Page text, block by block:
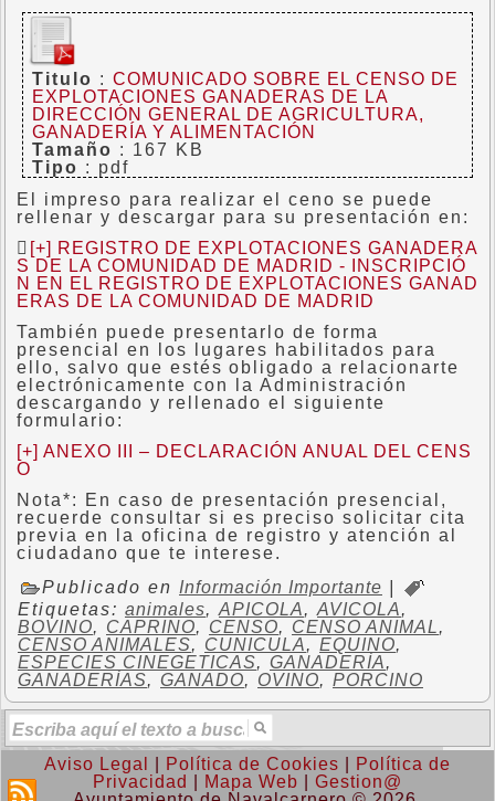
Titulo :COMUNICADO SOBRE EL CENSO DE
EXPLOTACIONES GANADERAS DE LA
DIRECCIÓN GENERAL DE AGRICULTURA,
GANADERÍA Y ALIMENTACIÓN
Tamaño : 167 KB
Tipo : pdf
El impreso para realizar el ceno se puede
rellenar y descargar para su presentación en:
[+] REGISTRO DE EXPLOTACIONES GANADERA
S DE LA COMUNIDAD DE MADRID - INSCRIPCIÓ
N EN EL REGISTRO DE EXPLOTACIONES GANAD
ERAS DE LA COMUNIDAD DE MADRID
También puede presentarlo de forma
presencial en los lugares habilitados para
ello, salvo que estés obligado a relacionarte
electrónicamente con la Administración
descargando y rellenado el siguiente
formulario:
[+] ANEXO III – DECLARACIÓN ANUAL DEL CENS
O
Nota*: En caso de presentación presencial,
recuerde consultar si es preciso solicitar cita
previa en la oficina de registro y atención al
ciudadano que te interese.
Publicado en Información Importante
Etiquetas: animales, APICOLA, AVICOLA,
BOVINO, CAPRINO, CENSO, CENSO ANIMAL,
CENSO ANIMALES, CUNICULA, EQUINO,
ESPECIES CINEGETICAS, GANADERÍA,
GANADERÍAS, GANADO, OVINO, PORCINO
Aviso Legal Política de Cookies
Política de
Privacidad
Mapa Web
Gestion@